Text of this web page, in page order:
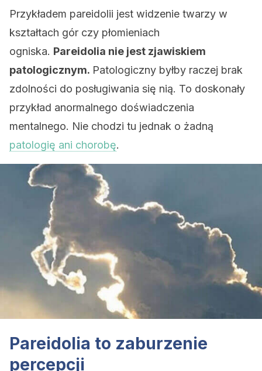
Przykładem pareidolii jest widzenie twarzy w
kształtach gór czy płomieniach
ogniska. Pareidolia nie jest zjawiskiem
patologicznym. Patologiczny byłby raczej brak
zdolności do posługiwania się nią. To doskonały
przykład anormalnego doświadczenia
mentalnego. Nie chodzi tu jednak o żadną
patologię ani chorobę.
Pareidolia to zaburzenie
percepcji